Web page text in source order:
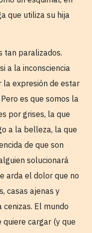
que utiliza su hija
tan paralizados.
a la inconsciencia
la expresión de estar
es que somos la
por grises, la que
a la belleza, la que
de que son
solucionará
arda el dolor que no
casas ajenas y
El mundo
quiere cargar (y que